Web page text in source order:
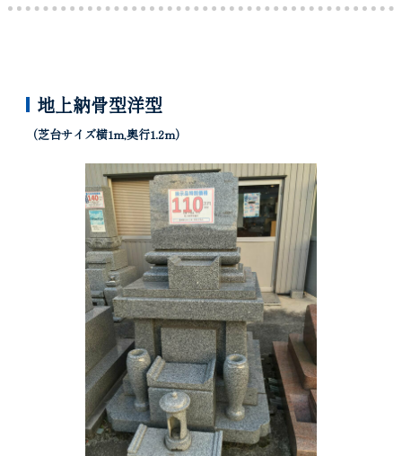
地上納骨型洋型
（芝台サイズ横1m,奥行1.2m）